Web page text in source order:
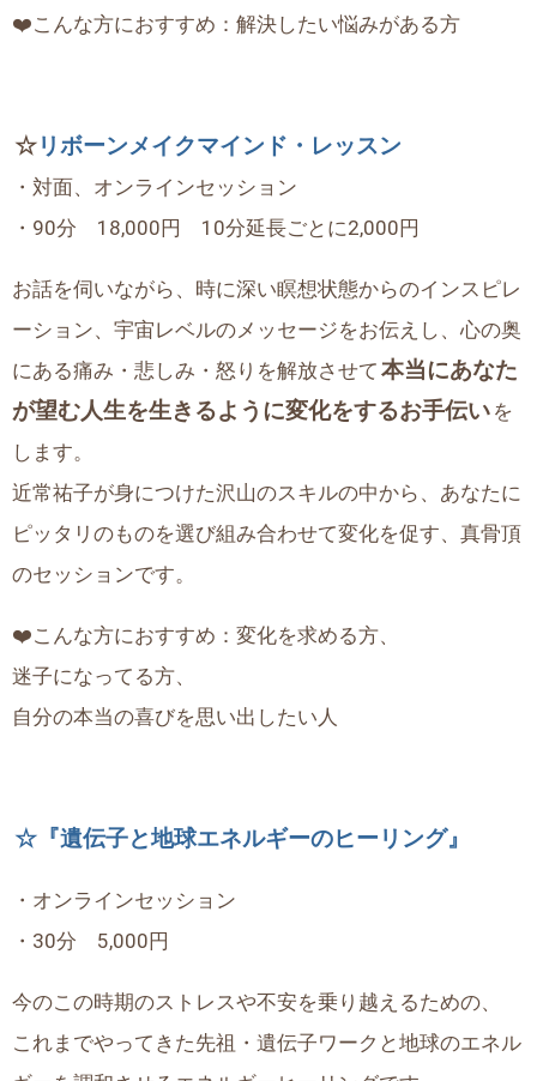
❤️こんな方におすすめ：解決したい悩みがある方
☆リボーンメイクマインド・レッスン
・対面、オンラインセッション
・90分 18,000円 10分延長ごとに2,000円
お話を伺いながら、時に深い瞑想状態からのインスピレ
ーション、宇宙レベルのメッセージをお伝えし、心の奥
にある痛み・悲しみ・怒りを解放させて 本当にあなた
が望む人生を生きるように変化をするお手伝い を
します。
近常祐子が身につけた沢山のスキルの中から、あなたに
ピッタリのものを選び組み合わせて変化を促す、真骨頂
のセッションです。
❤️こんな方におすすめ：変化を求める方、
迷子になってる方、
自分の本当の喜びを思い出したい人
☆『遺伝子と地球エネルギーのヒーリング』
・オンラインセッション
・30分 5,000円
今のこの時期のストレスや不安を乗り越えるための、
これまでやってきた先祖・遺伝子ワークと地球のエネル